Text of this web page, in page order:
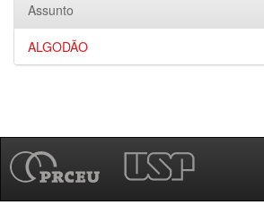
Assunto
ALGODÃO